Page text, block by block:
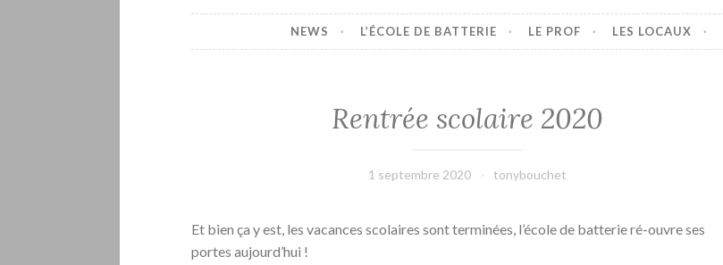
NEWS L’ÉCOLE DE BATTERIE LE PROF LES LOCAUX
Rentrée scolaire 2020
1 septembre 2020 tonybouchet
Et bien ça y est, les vacances scolaires sont terminées, l’école de batterie ré-ouvre ses
portes aujourd’hui !